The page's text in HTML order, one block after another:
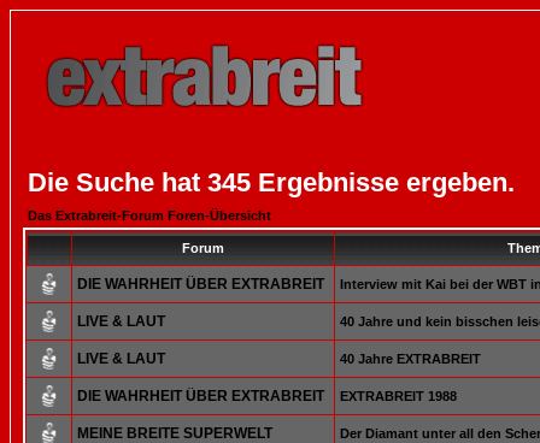
Die Suche hat 345 Ergebnisse ergeben.
Das Extrabreit-Forum Foren-Übersicht
Forum
DIE WAHRHEIT ÜBER EXTRABREIT Interview mit Kai bei der WBT
LIVE & LAUT 40 Jahre und kein bisschen
LIVE & LAUT 40 Jahre EXTRABREIT
DIE WAHRHEIT ÜBER EXTRABREIT EXTRABREIT 1988
MEINE BREITE SUPERWELT Der Diamant unter all den